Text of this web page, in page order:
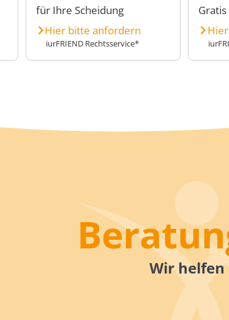
für Ihre Scheidung
Hier bitte anfordern
iurFRIEND Rechtsservice*
Wir